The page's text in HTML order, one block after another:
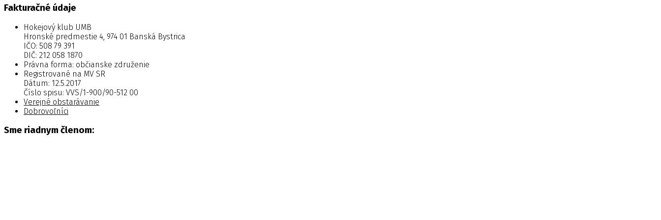
Fakturačné údaje
Hokejový klub UMB
Hronské predmestie 4, 974 01 Banská Bystrica
IČO: 508 79 391
DIČ: 212 058 1870
Právna forma: občianske združenie
Registrované na MV SR
Dátum: 12.5.2017
Číslo spisu: VVS/1-900/90-512 00
Verejné obstarávanie
Dobrovoľníci
Sme riadnym členom: